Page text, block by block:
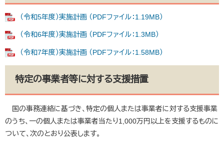
（令和5年度）実施計画 （PDFファイル：1.19MB）
（令和6年度）実施計画 （PDFファイル：1.3MB）
（令和7年度）実施計画 （PDFファイル：1.58MB）
特定の事業者等に対する支援措置
国の事務連絡に基づき、特定の個人または事業者に対する支援事業
のうち、一の個人または事業者当たり1,000万円以上を支援するものに
ついて、次のとおり公表します。